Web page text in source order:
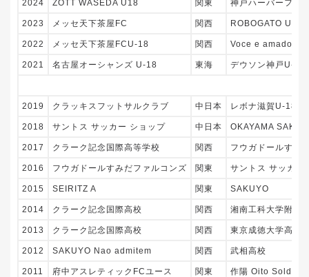
2024 ZOTT WASEDA U18 関東 神戸ハーバーフッ
2023 メッセ天下茶屋FC 関西 ROBOGATO U-18
2022 メッセ天下茶屋FCU-18 関西 Voce e amadorU-
2021 名古屋オーシャンズ U-18 東海 デウソン神戸U-18
2019 クラッキスフットサルクラブ 中日本 レボナ滋賀U-18
2018 サントス サッカー ショップ 中日本 OKAYAMA
2017 クラーク記念国際高等学校 関西 フウガドールすみ
2016 フウガドールすみだファルコンズ 関東 サントス サッカー
2015 SEIRITZ A 関東 SAKUYO
2014 クラーク記念国際高校 関西 湘南工科大学附属
2013 クラーク記念国際高校 関西 東京成徳大学高校
2012 SAKUYO Nao admitem 関西 武相高校
2011 府中アスレティックFCユース 関東 作陽 Oito